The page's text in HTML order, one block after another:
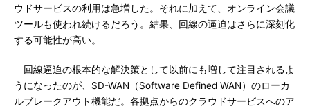
ウドサービスの利用は急増した。それに加えて、オンライン会議
ツールも使われ続けるだろう。結果、回線の逼迫はさらに深刻化
する可能性が高い。
回線逼迫の根本的な解決策として以前にも増して注目されるよ
うになったのが、SD-WAN（Software Defined WAN）のローカ
ルブレークアウト機能だ。各拠点からのクラウドサービスへのア